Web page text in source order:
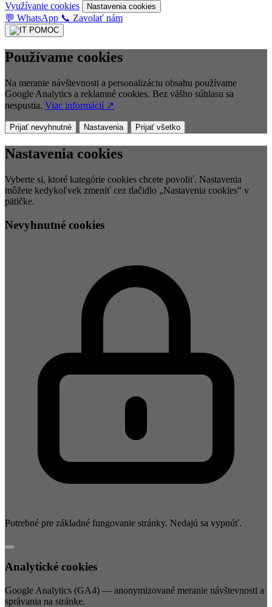
Využívanie cookies Nastavenia cookies
💬 WhatsApp 📞 Zavolať nám
Používame cookies
Na meranie návštevnosti a personalizáciu obsahu používame
Google Analytics a reklamné cookies. Bez vášho súhlasu sa
nespustia. Viac informácií ↗
Prijať nevyhnutné Nastavenia Prijať všetko
Nastavenia cookies
Vyberte si, ktoré kategórie cookies chcete povoliť. Nastavenia
môžete kedykoľvek zmeniť cez tlačidlo „Nastavenia cookies" v
pätičke.
Nevyhnutné cookies
Potrebné pre základné fungovanie stránky. Nedajú sa vypnúť.
Analytické cookies
Google Analytics (GA4) — anonymizované meranie návštevnosti a
správania na stránke.